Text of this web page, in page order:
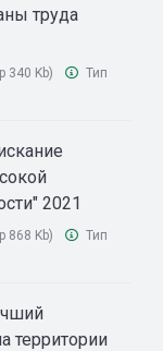
труда
340 Kb)
Тип
2021
868 Kb)
Тип
территории